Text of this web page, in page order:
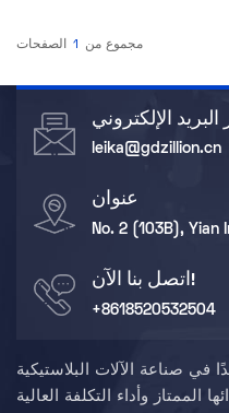
مجموع من 1 الصفحات
الإلكتروني
leika@gdzillion.cn
عنوان
No. 2 (103B), Yian
اتصل بنا الآن!
+8618520532504
صناعة الآلات البلاستيكية